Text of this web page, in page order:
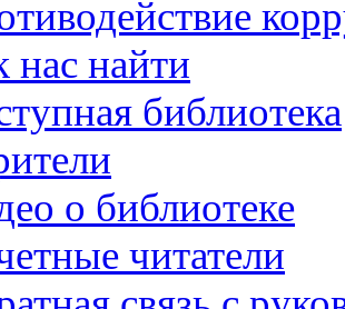
нас найти
библиотека
о библиотеке
читатели